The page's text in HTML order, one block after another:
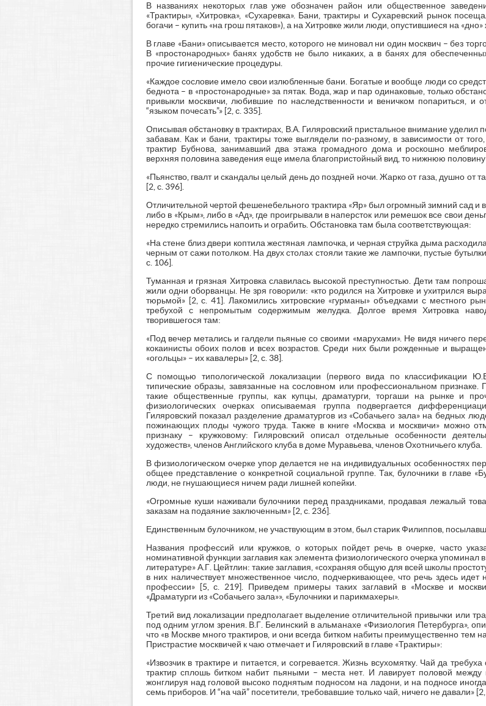
В названиях некоторых глав уже обозначен район или общественное
«Трактиры», «Хитровка», «Сухаревка». Бани, трактиры и Сухаревский рынок
богачи – купить «на грош пятаков»), а на Хитровке жили люди, опустившиеся на «дно»
В главе «Бани» описывается место, которого не миновал ни один москвич – без
В «простонародных» банях удобств не было никаких, а в банях для
прочие гигиенические процедуры.
«Каждое сословие имело свои излюбленные бани. Богатые и вообще люди со
беднота – в «простонародные» за пятак. Вода, жар и пар одинаковые, только
привыкли москвичи, любившие по наследственности и веничком попариться, и
“языком почесать”» [2, с. 335].
Описывая обстановку в трактирах, В.А. Гиляровский пристальное внимание
забавам. Как и бани, трактиры тоже выглядели по-разному, в зависимости от
трактир Бубнова, занимавший два этажа громадного дома и роскошно
верхняя половина заведения еще имела благопристойный вид, то нижнюю
«Пьянство, гвалт и скандалы целый день до поздней ночи. Жарко от газа, душно от
[2, с. 396].
Отличительной чертой фешенебельного трактира «Яр» был огромный зимний сад и
либо в «Крым», либо в «Ад», где проигрывали в наперсток или ремешок все свои
нередко стремились напоить и ограбить. Обстановка там была соответствующая:
«На стене близ двери коптила жестяная лампочка, и черная струйка дыма
черным от сажи потолком. На двух столах стояли такие же лампочки, пустые
с. 106].
Туманная и грязная Хитровка славилась высокой преступностью. Дети там
жили одни оборванцы. Не зря говорили: «кто родился на Хитровке и ухитрился
тюрьмой» [2, с. 41]. Лакомились хитровские «гурманы» объедками с местного
требухой с непромытым содержимым желудка. Долгое время Хитровка
творившегося там:
«Под вечер метались и галдели пьяные со своими «марухами». Не видя ничего
кокаинисты обоих полов и всех возрастов. Среди них были рожденные и
«огольцы» – их кавалеры» [2, с. 38].
С помощью типологической локализации (первого вида по классификации
типические образы, завязанные на сословном или профессиональном признаке.
такие общественные группы, как купцы, драматурги, торгаши на рынке и
физиологических очерках описываемая группа подвергается
Гиляровский показал разделение драматургов из «Собачьего зала» на бедных
пожинающих плоды чужого труда. Также в книге «Москва и москвичи» можно
признаку – кружковому: Гиляровский описал отдельные особенности
художеств», членов Английского клуба в доме Муравьева, членов Охотничьего клуба.
В физиологическом очерке упор делается не на индивидуальных особенностях
общее представление о конкретной социальной группе. Так, булочники в главе
люди, не гнушающиеся ничем ради лишней копейки.
«Огромные куши наживали булочники перед праздниками, продавая лежалый
заказам на подаяние заключенным» [2, с. 236].
Единственным булочником, не участвующим в этом, был старик Филиппов,
Названия профессий или кружков, о которых пойдет речь в очерке, часто
номинативной функции заглавия как элемента физиологического очерка упоминал
литературе» А.Г. Цейтлин: такие заглавия, «сохраняя общую для всей школы
в них наличествует множественное число, подчеркивающее, что речь здесь
профессии» [5, с. 219]. Приведем примеры таких заглавий в «Москве и
«Драматурги из «Собачьего зала»», «Булочники и парикмахеры».
Третий вид локализации предполагает выделение отличительной привычки или
под одним углом зрения. В.Г. Белинский в альманахе «Физиология Петербурга»,
что «в Москве много трактиров, и они всегда битком набиты преимущественно тем
Пристрастие москвичей к чаю отмечает и Гиляровский в главе «Трактиры»:
«Извозчик в трактире и питается, и согревается. Жизнь всухомятку. Чай да
трактир сплошь битком набит пьяными – места нет. И лавирует половой между
жонглируя над головой высоко поднятым подносом на ладони, и на подносе
семь приборов. И “на чай” посетители, требовавшие только чай, ничего не давали» [2,